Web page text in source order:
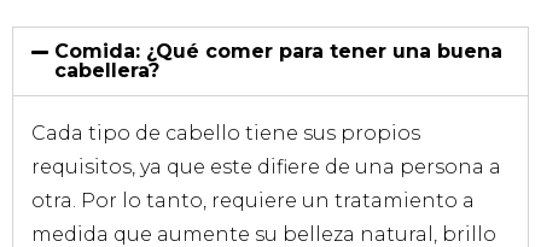
Comida: ¿Qué comer para tener una buena
cabellera?
Cada tipo de cabello tiene sus propios
requisitos, ya que este difiere de una persona a
otra. Por lo tanto, requiere un tratamiento a
medida que aumente su belleza natural, brillo